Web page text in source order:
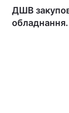
ДШВ
обладнання.